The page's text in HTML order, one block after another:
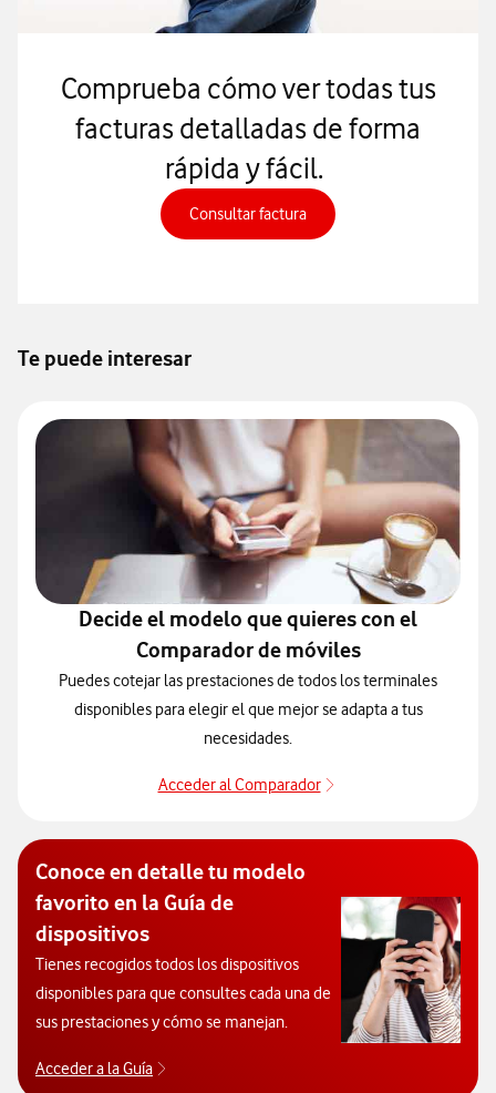
Comprueba cómo ver todas tus
facturas detalladas de forma
rápida y fácil.
Consultar facturaConsultar factura, abre en
Te puede interesar
Decide el modelo que quieres con el
Comparador de móviles
Puedes cotejar las prestaciones de todos los terminales
disponibles para elegir el que mejor se adapta a tus
necesidades.
Acceder al Comparador
Conoce en detalle tu modelo
favorito en la Guía de
dispositivos
Tienes recogidos todos los dispositivos
disponibles para que consultes cada una de
sus prestaciones y cómo se manejan.
Acceder a la Guía
Acceso a la Guía dispositivos. Abre ventana